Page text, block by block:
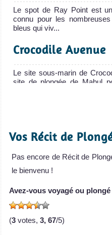
Le spot de Ray Point est
connu pour les
bleus qui viv...
Crocodile Avenue
Le site sous-marin de
site de plongée de Mabul
Le spot de plongée Froggy
pour le muck diving, la
et les fa...
Lobster Wall
meilleurs spots de
tombant ...
Vos Récit de
Pas encore de Récit de
le bienvenu !
Avez-vous voyagé ou
(3 votes, 3, 67/5)